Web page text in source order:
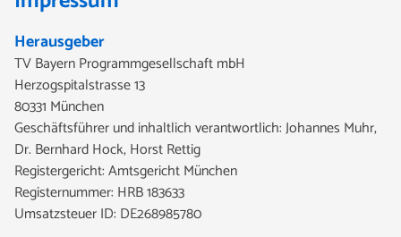
Herausgeber
TV Bayern Programmgesellschaft mbH
Herzogspitalstrasse 13
80331 München
Geschäftsführer und inhaltlich verantwortlich: Johannes Muhr,
Dr. Bernhard Hock, Horst Rettig
Registergericht: Amtsgericht München
Registernummer: HRB 183633
Umsatzsteuer ID: DE268985780